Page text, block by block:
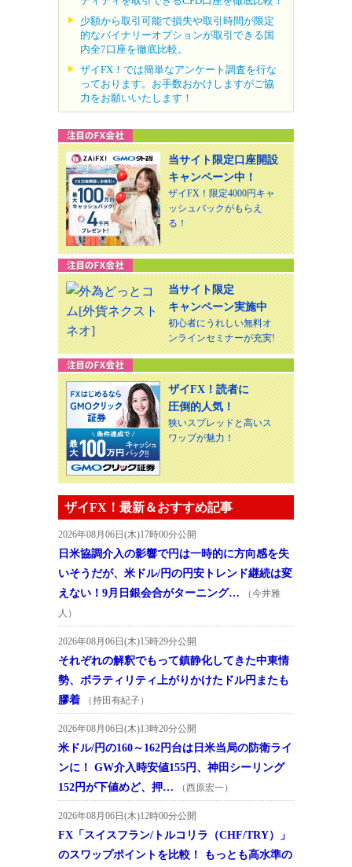
少額から取引可能で損失や取引時間が限定
的なバイナリーオプションが取引できる国
内全7口座を徹底比較。
ザイFX！では簡単なアンケート調査を行な
っております。お手数おかけしますがご協
力をお願いいたします！
当サイト限定口座開設
キャンペーン中！
ザイFX！限定4000円キャ
ッシュバックがもらえ
る！
当サイト限定
キャンペーン実施中
初心者にうれしい無料オ
ンラインセミナーが充実!
ザイFX！読者に
圧倒的人気！
狭いスプレッドと高いス
ワップが魅力！
ザイFX！最新＆おすすめ記事
2026年08月06日(木)17時00分公開
日米協調介入の影響で円は一時的に方向感を失
いそうだが、米ドル/円の円安トレンド継続は変
えない！9月日銀会合がターニング…
（今井雅
人）
2026年08月06日(木)15時29分公開
それぞれの解釈でもって鎮静化してきた中東情
勢、ボラティリティ上がりかけたドル円またも
膠着
（持田有紀子）
2026年08月06日(木)13時20分公開
米ドル/円の160～162円台は日米当局の防衛ライ
ンに！ GW介入時安値155円、神田シーリング
152円が下値めど、押…
（西原宏一）
2026年08月06日(木)12時00分公開
FX「スイスフラン/トルコリラ（CHF/TRY）」
のスワップポイントを比較！ もっとも高水準の